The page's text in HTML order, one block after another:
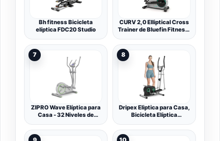
Bh fitness Bicicleta
elíptica FDC20 Studio
CURV 2,0 Elliptical Cross
Trainer de Bluefin Fitness,
Bluefin Fitness, Air
Walker, Compacta,
Consola de Fitness Digital
LCD, Bluetooth,
Aplicación para
Smartphone
7
ZIPRO Wave Elíptica para
Casa - 32 Niveles de
Sensores de Frecuencia
Cardíaca, 16 Programas,
8
Dripex Eliptica para Casa,
Bicicleta Elíptica
Inercia 6 kg, 16 Niveles de
Resistencia Ajustables,